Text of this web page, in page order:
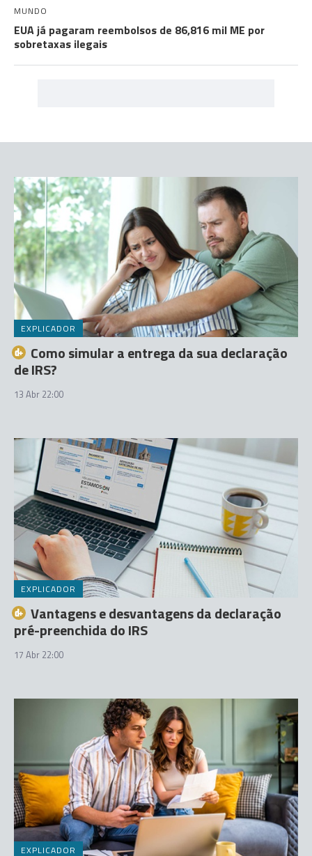
MUNDO
EUA já pagaram reembolsos de 86,816 mil ME por
sobretaxas ilegais
EXPLICADOR
Como simular a entrega da sua declaração
de IRS?
13 Abr 22:00
EXPLICADOR
Vantagens e desvantagens da declaração
pré-preenchida do IRS
17 Abr 22:00
EXPLICADOR